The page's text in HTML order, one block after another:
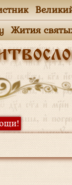
Жития